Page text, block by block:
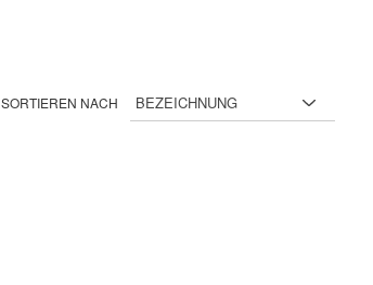
SORTIEREN NACH